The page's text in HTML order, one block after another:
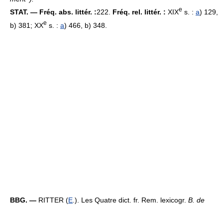
STAT. — Fréq. abs. littér. :222. Fréq. rel. littér. : XIXe s. : a) 129,
b) 381; XXe s. : a) 466, b) 348.
BBG. — RITTER (E .). Les Quatre dict. fr. Rem. lexicogr. B. de